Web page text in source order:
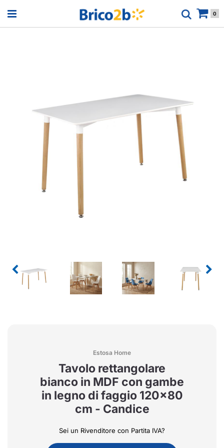
Open menu 0
Estosa Home
Tavolo rettangolare
bianco in MDF con gambe
in legno di faggio 120x80
cm - Candice
Sei un Rivenditore con Partita IVA?